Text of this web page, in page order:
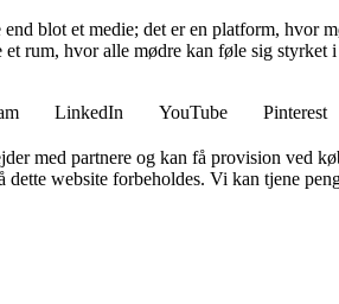
blot et medie; det er en platform,
et rum, hvor alle mødre kan føle sig
LinkedIn YouTube Pinterest
med partnere og kan få provision ved
website forbeholdes. Vi kan tjene